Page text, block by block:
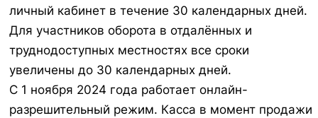
личный кабинет в течение 30 календарных дней.
Для участников оборота в отдалённых и
труднодоступных местностях все сроки
увеличены до 30 календарных дней.
С 1 ноября 2024 года работает онлайн-
разрешительный режим. Касса в момент продажи